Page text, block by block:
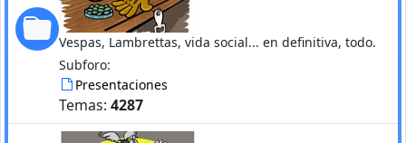
Vespas, Lambrettas, vida social... en definitiva, todo.
Subforo:
Presentaciones
Temas: 4287